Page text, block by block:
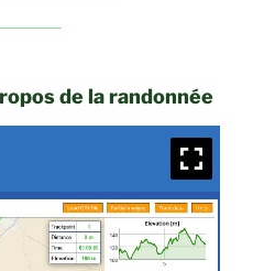
de la randonnée